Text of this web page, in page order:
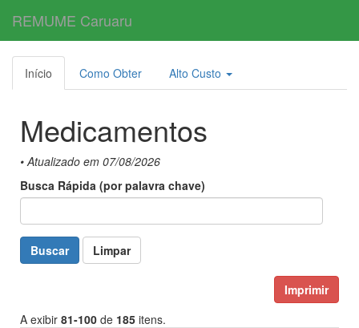
REMUME Caruaru
Início Como Obter Alto Custo
Medicamentos
• Atualizado em 07/08/2026
Busca Rápida (por palavra chave)
Buscar Limpar
Imprimir
A exibir 81-100 de 185 itens.